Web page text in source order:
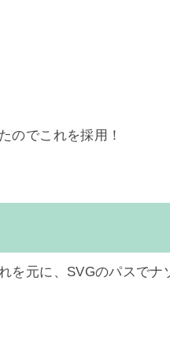
のでこれを採用！
を元に、SVGのパスでナ